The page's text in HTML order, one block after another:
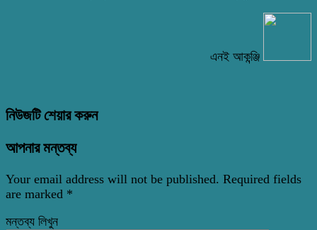
এনই আকন্ঞ্জি
নিউজটি শেয়ার করুন
আপনার মন্তব্য
Your email address will not be published. Required fields
are marked *
মন্তব্য লিখুন